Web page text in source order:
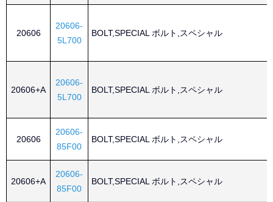
20606
20606-
5L700
BOLT,SPECIAL ボルト,スペシャル
20606+A
20606-
5L700
BOLT,SPECIAL ボルト,スペシャル
20606
20606-
85F00
BOLT,SPECIAL ボルト,スペシャル
20606+A
20606-
85F00
BOLT,SPECIAL ボルト,スペシャル